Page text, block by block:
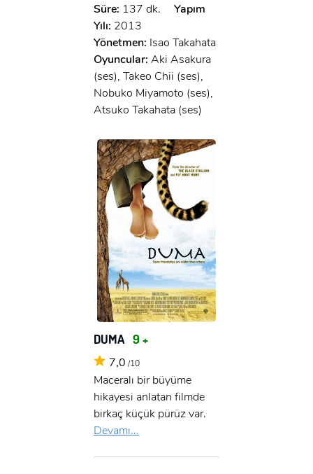
E-Posta:
Şifre:
Beni Hatırla Şifremi Unuttum ?
GIRIŞ
Şifre:
ÜYE OL
GIRIŞ
Süre: 137 dk.
Yapım
Yılı: 2013
Yönetmen: Isao Takahata
Oyuncular: Aki Asakura
(ses), Takeo Chii (ses),
Nobuko Miyamoto (ses),
Atsuko Takahata (ses)
DUMA 9 +
7,0 /10
Maceralı bir büyüme
hikayesi anlatan filmde
birkaç küçük pürüz var.
Devamı...